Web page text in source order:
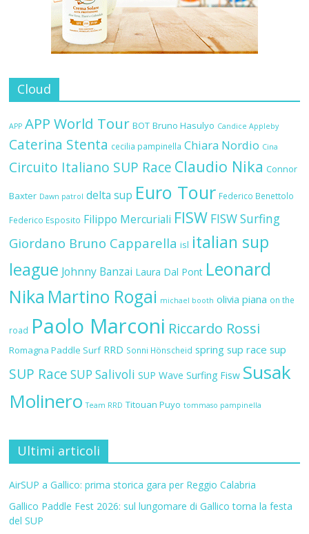
Cloud
APP APP World Tour BOT Bruno Hasulyo Candice Appleby
Caterina Stenta cecilia pampinella Chiara Nordio Cina
Circuito Italiano SUP Race Claudio Nika Connor
Baxter Dawn patrol delta sup Euro Tour Federico Benettolo
Federico Esposito Filippo Mercuriali FISW FISW Surfing
Giordano Bruno Capparella isl italian sup
league Johnny Banzai Laura Dal Pont Leonard
Nika Martino Rogai michael booth olivia piana on the
road Paolo Marconi Riccardo Rossi
Romagna Paddle Surf RRD Sonni Hönscheid spring sup race sup
SUP Race SUP Salivoli SUP Wave Surfing Fisw Susak
Molinero Team RRD Titouan Puyo tommaso pampinella
Ultimi articoli
AirSUP a Gallico: prima storica gara per Reggio Calabria
Gallico Paddle Fest 2026: sul lungomare di Gallico torna la festa
del SUP